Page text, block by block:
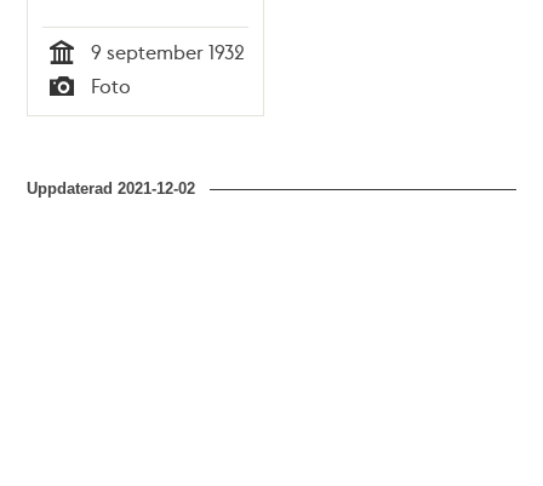
Tid
9 september 1932
Typ
Foto
Uppdaterad2021-12-02